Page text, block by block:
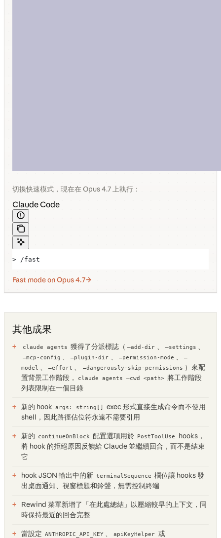
切換快速模式，現在在 Opus 4.7 上執行：
Claude Code
> /fast
Fast mode on Opus 4.7
其他成果
claude agents 獲得了分派標誌（ —add-dir 、 —settings 、
—mcp-config 、 —plugin-dir 、 —permission-mode 、
—
model 、 —effort 、 —dangerously-skip-permissions ）來配
置背景工作階段，
claude agents —cwd <path> 將工作階段
列表限制在一個目錄
新的 hook args: string[]
exec 形式直接生成命令而不使用
shell，因此路徑佔位符永遠不需要引用
新的 continueOnBlock 配置選項用於 PostToolUse
hooks，
將 hook 的拒絕原因反饋給 Claude 並繼續回合，而不是結束
它
hook JSON 輸出中的新 terminalSequence 欄位讓 hooks 發
出桌面通知、視窗標題和鈴聲，無需控制終端
Rewind 菜單新增了「在此處總結」以壓縮較早的上下文，同
時保持最近的回合完整
當設定 ANTHROPIC_API_KEY 、 apiKeyHelper 或